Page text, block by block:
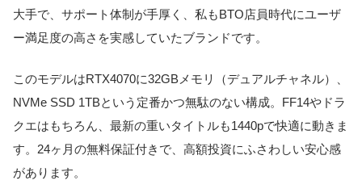
大手で、サポート体制が手厚く、私もBTO店員時代にユーザ
ー満足度の高さを実感していたブランドです。
このモデルはRTX4070に32GBメモリ（デュアルチャネル）、
NVMe SSD 1TBという定番かつ無駄のない構成。FF14やドラ
クエはもちろん、最新の重いタイトルも1440pで快適に動きま
す。24ヶ月の無料保証付きで、高額投資にふさわしい安心感
があります。